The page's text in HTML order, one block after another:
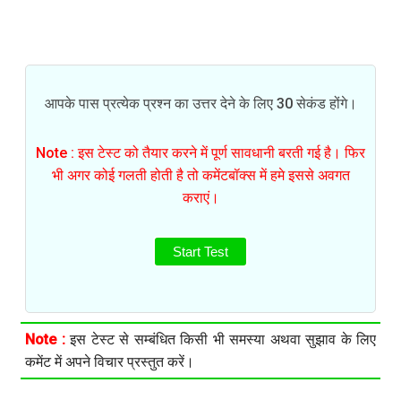
आपके पास प्रत्येक प्रश्न का उत्तर देने के लिए 30 सेकंड होंगे।
Note : इस टेस्ट को तैयार करने में पूर्ण सावधानी बरती गई है। फिर
भी अगर कोई गलती होती है तो कमेंटबॉक्स में हमे इससे अवगत
कराएं।
Start Test
Note :इस टेस्ट से सम्बंधित किसी भी समस्या अथवा सुझाव के लिए
कमेंट में अपने विचार प्रस्तुत करें।